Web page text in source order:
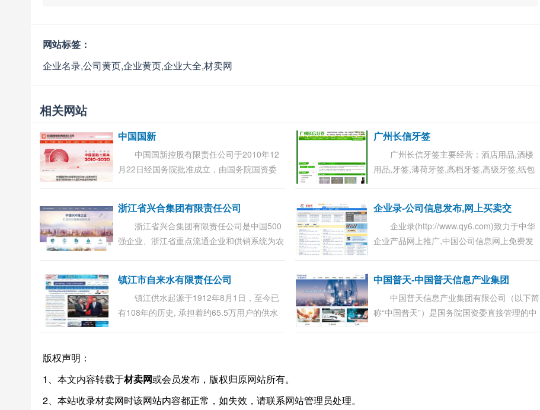
网站标签：
企业名录,公司黄页,企业黄页,企业大全,材卖网
相关网站
中国国新
中国国新控股有限责任公司于2010年12
月22日经国务院批准成立，由国务院国资委
营公司试点...
广州长信牙签
广州长信牙签主要经营：酒店用品,酒楼
用品,牙签,薄荷牙签,高档牙签,高级牙签,纸包
套...
浙江省兴合集团有限责任公司
浙江省兴合集团有限责任公司是中国500
强企业、浙江省重点流通企业和供销系统为农
施贸...
企业录-公司信息发布,网上买卖交
企业录(http://www.qy6.com)致力于中华
企业产品网上推广,中国公司信息网上免费发
镇江市自来水有限责任公司
镇江供水起源于1912年8月1日，至今已
有108年的历史, 承担着约65.5万用户的供水
中国普天-中国普天信息产业集团
中国普天信息产业集团有限公司（以下简
称“中国普天”）是国务院国资委直接管理的中
版权声明：
1、本文内容转载于材卖网或会员发布，版权归原网站所有。
2、本站收录材卖网时该网站内容都正常，如失效，请联系网站管理员处理。